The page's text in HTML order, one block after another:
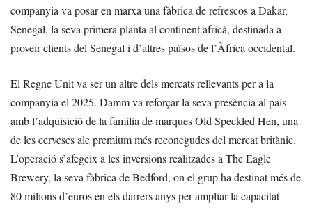
companyia va posar en marxa una fàbrica de refrescos a Dakar,
Senegal, la seva primera planta al continent africà, destinada a
proveir clients del Senegal i d’altres països de l’Àfrica occidental.
El Regne Unit va ser un altre dels mercats rellevants per a la
companyia el 2025. Damm va reforçar la seva presència al país
amb l’adquisició de la família de marques Old Speckled Hen, una
de les cerveses ale premium més reconegudes del mercat britànic.
L’operació s’afegeix a les inversions realitzades a The Eagle
Brewery, la seva fàbrica de Bedford, on el grup ha destinat més de
80 milions d’euros en els darrers anys per ampliar la capacitat